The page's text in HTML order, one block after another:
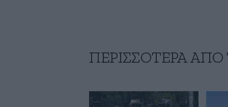
ΠΕΡΙΣΣΟΤΕΡΑ